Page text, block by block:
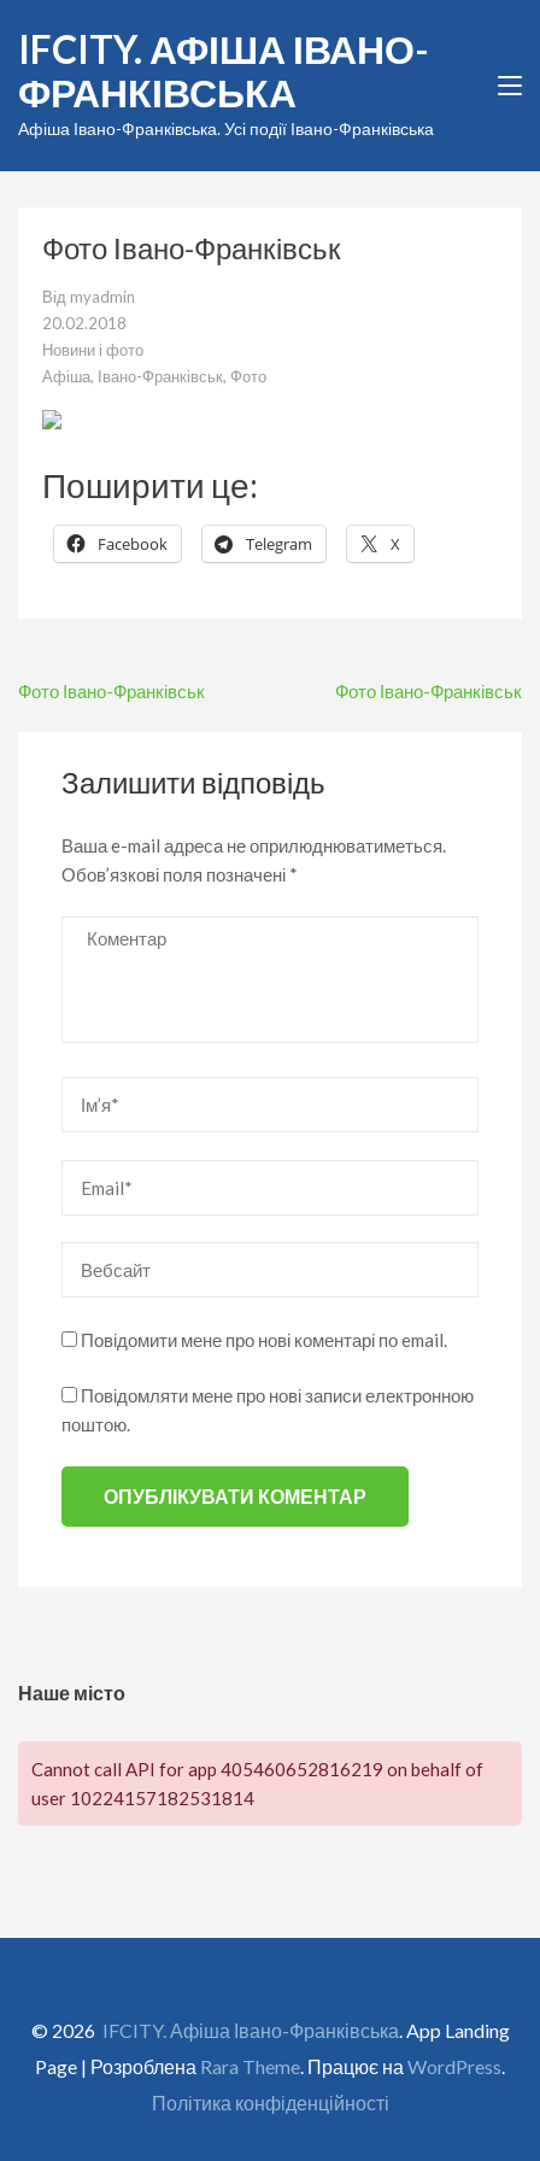
вмісту
(натисніть
Enter)
IFCITY. АФІША ІВАНО-
ФРАНКІВСЬКА
Афіша Івано-Франківська. Усі події Івано-Франківська
Фото Івано-Франківськ
Від myadmin
20.02.2018
Новини і фото
Афіша, Івано-Франківськ, Фото
Поширити це:
Facebook Telegram X
Навігація
Фото Івано-Франківськ Фото Івано-Франківськ
Залишити відповідь
Ваша e-mail адреса не оприлюднюватиметься.
Обов’язкові поля позначені *
Коментар
Повідомити мене про нові коментарі по email.
Повідомляти мене про нові записи електронною
поштою.
Наше місто
Cannot call API for app 405460652816219 on behalf of
user 10224157182531814
© 2026 IFCITY. Афіша Івано-Франківська . App Landing
Page | Розроблена Rara Theme . Працює на WordPress
Політика конфіденційності